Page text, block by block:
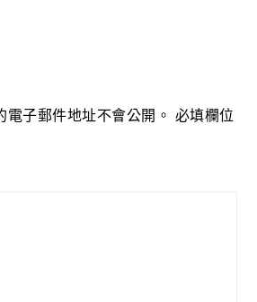
子郵件地址不會公開。 必填欄位